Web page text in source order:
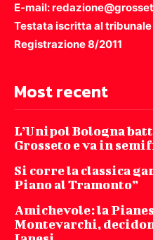
E-mail:
Testata iscritta al tribunale
Registrazione 8/2011
Most recent
L’Unipol Bologna
Grosseto e va in
Si corre la classica
Piano al Tramonto”
Amichevole: la
Montevarchi,